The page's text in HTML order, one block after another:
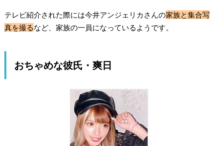
テレビ紹介された際には今井アンジェリカさんの家族と集合写
真を撮るなど、家族の一員になっているようです。
おちゃめな彼氏・爽日